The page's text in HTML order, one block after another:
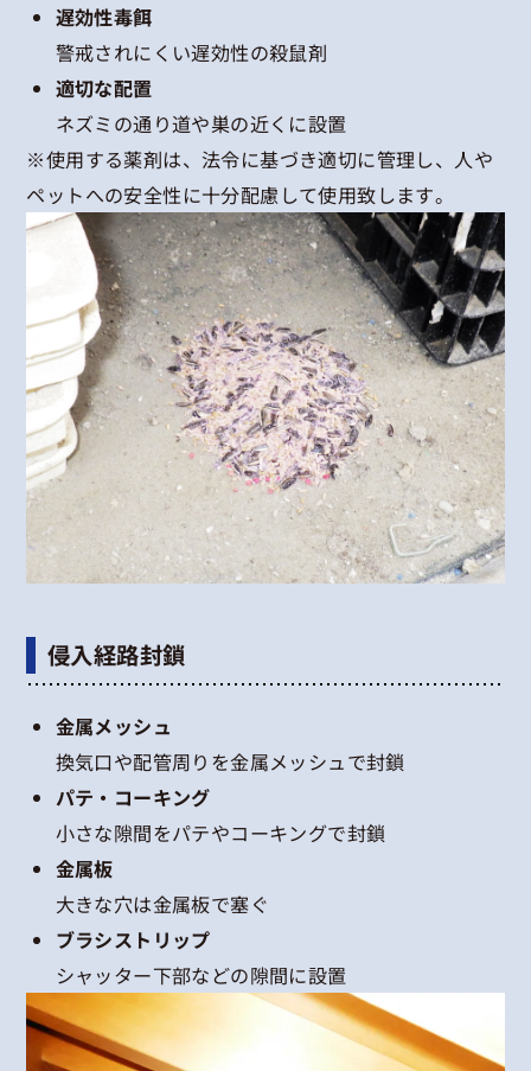
遅効性毒餌
警戒されにくい遅効性の殺鼠剤
適切な配置
ネズミの通り道や巣の近くに設置
※使用する薬剤は、法令に基づき適切に管理し、人や
ペットへの安全性に十分配慮して使用致します。
侵入経路封鎖
金属メッシュ
換気口や配管周りを金属メッシュで封鎖
パテ・コーキング
小さな隙間をパテやコーキングで封鎖
金属板
大きな穴は金属板で塞ぐ
ブラシストリップ
シャッター下部などの隙間に設置